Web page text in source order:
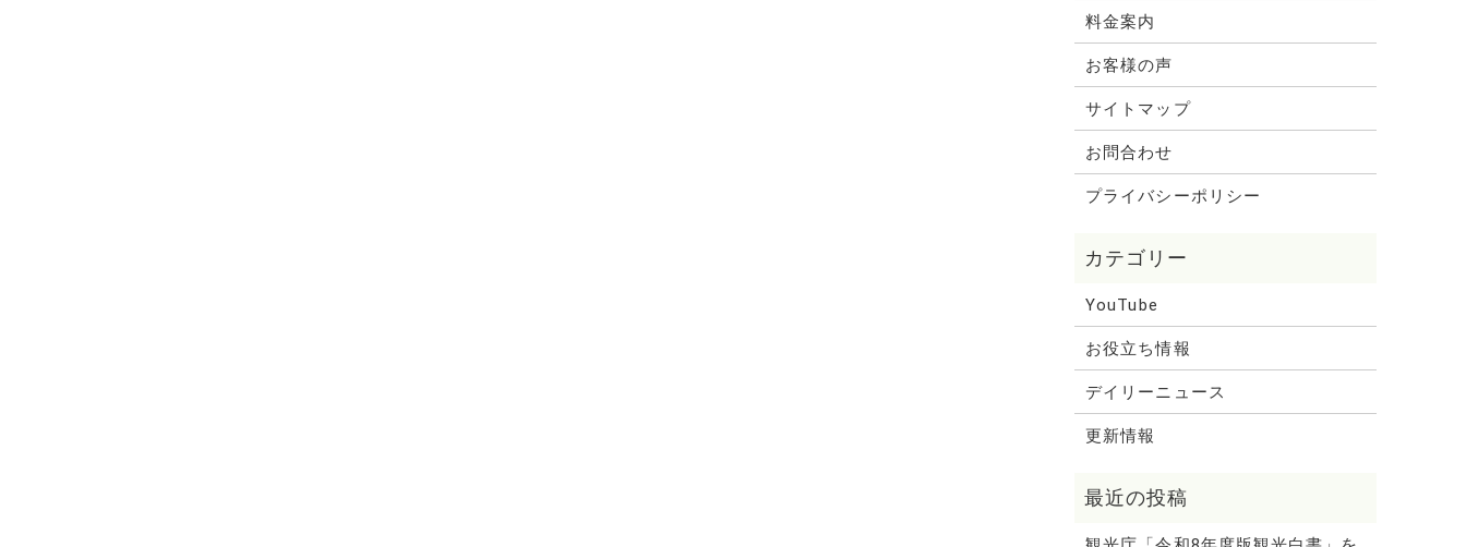
料金案内
お客様の声
サイトマップ
お問合わせ
プライバシーポリシー
YouTube
お役立ち情報
デイリーニュース
更新情報